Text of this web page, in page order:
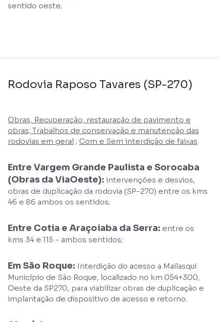
sentido oeste;
Rodovia Raposo Tavares (SP-270)
Obras, Recuperação, restauração de pavimento e
obras; Trabalhos de conservação e manutenção das
rodovias em geral ; Com e Sem interdição de faixas
Entre Vargem Grande Paulista e Sorocaba
(Obras da ViaOeste): intervenções e desvios,
obras de duplicação da rodovia (SP-270) entre os kms
46 e 86 ambos os sentidos;
Entre Cotia e Araçoiaba da Serra: entre os
kms 34 e 115 - ambos sentidos;
Em São Roque: Interdição do acesso a Mailasqui
Município de São Roque, localizado no km 054+300,
Oeste da SP270, para viabilizar obras de duplicação e
implantação de dispositivo de acesso e retorno.